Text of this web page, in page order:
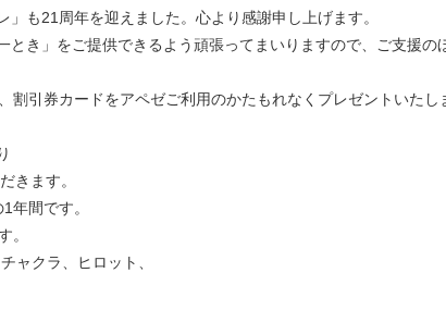
」も21周年を迎えました。心より感謝申し上げます。
とき」をご提供できるよう頑張ってまいりますので、ご支援の
割引券カードをアペゼご利用のかたもれなくプレゼントいたし
きます。
年間です。
。
ャクラ、ヒロット、